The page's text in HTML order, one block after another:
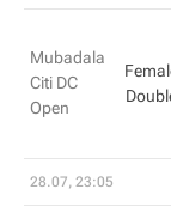
Mubadala
Citi DC
Open
28.07, 23:05